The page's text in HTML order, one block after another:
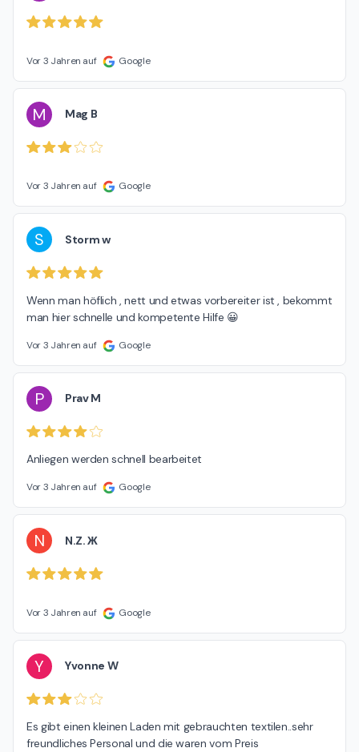
Vor 3 Jahren auf Google
M Mag B
Vor 3 Jahren auf Google
S Storm w
Wenn man höflich , nett und etwas vorbereiter ist , bekommt
man hier schnelle und kompetente Hilfe 😀
Vor 3 Jahren auf Google
P Prav M
Anliegen werden schnell bearbeitet
Vor 3 Jahren auf Google
N N.Z. Ж
Vor 3 Jahren auf Google
Y Yvonne W
Es gibt einen kleinen Laden mit gebrauchten textilen..sehr
freundliches Personal und die waren vom Preis